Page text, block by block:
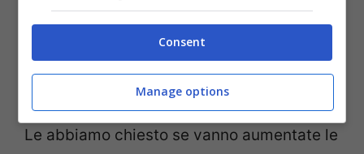
Giulia Cecchettin, l’ex magistrata Gandus a Notizie.com:
“Diminuisce l’età di chi commette femminicidi” (Ansa Foto)
Le abbiamo chiesto se vanno aumentate le
Consent
Manage options